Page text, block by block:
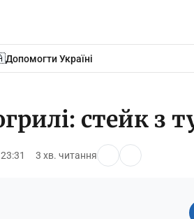
Допомогти Україні
стейк з
3 хв. читання